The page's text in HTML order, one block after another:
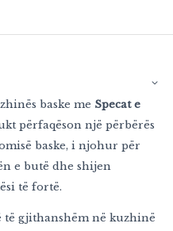
baske me Specat e
përfaqëson një përbërës
baske, i njohur për
e butë dhe shijen
të fortë.
të gjithanshëm në kuzhinë